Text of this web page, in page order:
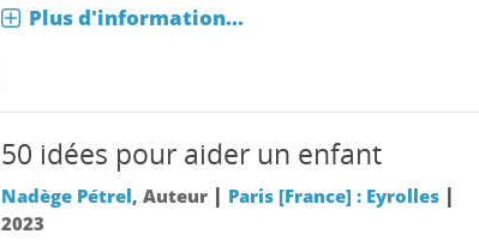
Plus d'information...
50 idées pour aider un enfant
Nadège Pétrel, Auteur | Paris [France] : Eyrolles|
2023